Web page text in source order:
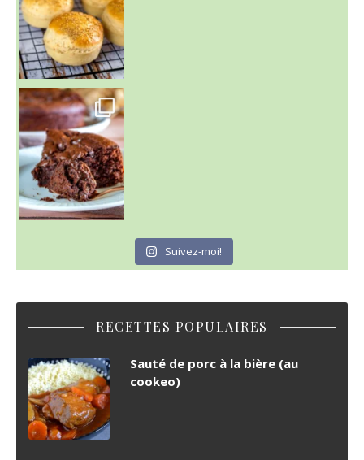
~ GÂTEAU FONDANT CHOCO NOISETTE ~
C'est lundi
Suivez-moi!
RECETTES POPULAIRES
Sauté de porc à la bière (au
cookeo)